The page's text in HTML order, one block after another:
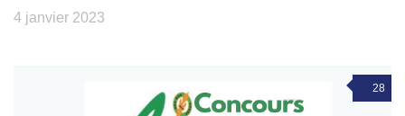
4 janvier 2023
28